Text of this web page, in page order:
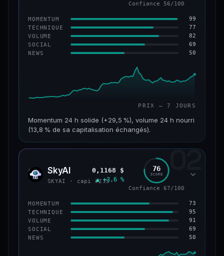
Confiance 56/100
MOMENTUM 99
TECHNIQUE 77
VOLUME 82
SOCIAL 69
NEWS 50
PRIX — 7 JOURS
Momentum 24 h solide (+29,5 %), volume 24 h nourri
(13,8 % de sa capitalisation échangés).
CAP. MARCHÉ VOLUME 24 H
VAR. 7 J VAR. 30 J
+10,2 %
VS ATH
−46,4 %
CONFIANCE 56/100
02
SKYA SkyAI
SKYAI · capi #235
0,1168 $
▲ +3,6 %
76
SCORE
Confiance 67/100
MOMENTUM 73
TECHNIQUE 95
VOLUME 91
SOCIAL 69
NEWS 50